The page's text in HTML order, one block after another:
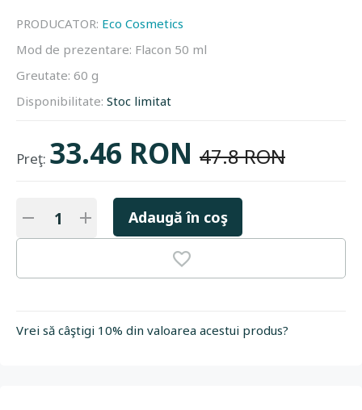
PRODUCATOR: Eco Cosmetics
Mod de prezentare: Flacon 50 ml
Greutate: 60 g
Disponibilitate: Stoc limitat
Preţ: 33.46 RON 47.8 RON
Adaugă în coş
Vrei să câştigi 10% din valoarea acestui produs?